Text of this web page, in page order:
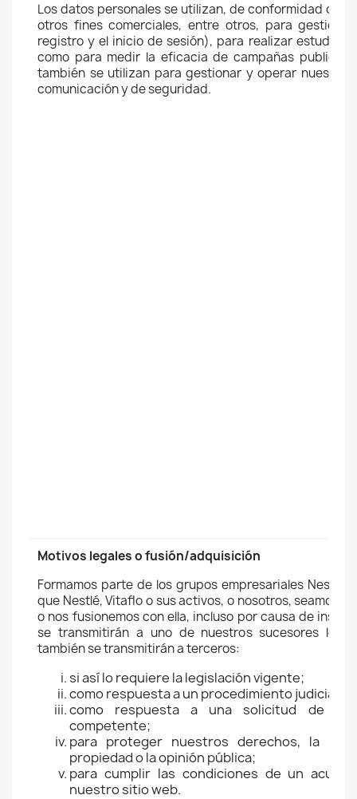
Los datos personales se utilizan, de conformidad con
otros fines comerciales, entre otros, para
registro y el inicio de sesión), para realizar estudios
como para medir la eficacia de campañas
también se utilizan para gestionar y operar
comunicación y de seguridad.
Motivos legales o fusión/adquisición
Formamos parte de los grupos empresariales Nestlé
que Nestlé, Vitaflo o sus activos, o nosotros, seamos
o nos fusionemos con ella, incluso por causa de
se transmitirán a uno de nuestros sucesores
también se transmitirán a terceros:
si así lo requiere la legislación vigente;
como respuesta a un procedimiento judicial;
como respuesta a una solicitud de un
competente;
para proteger nuestros derechos, la
propiedad o la opinión pública;
para cumplir las condiciones de un
nuestro sitio web.